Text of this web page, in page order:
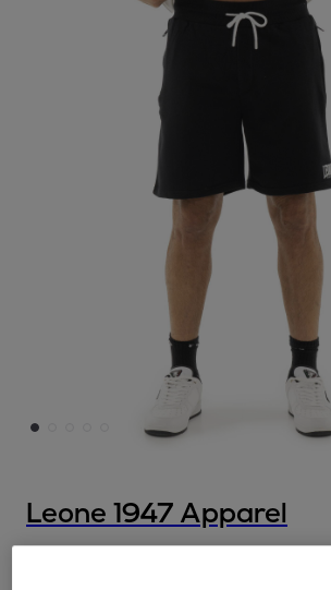
Leone 1947 Apparel
Bermuda da uomo Boxing